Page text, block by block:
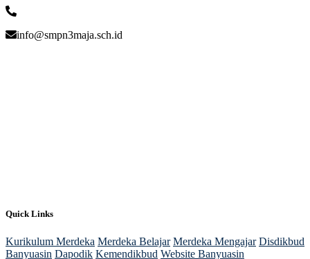
info@smpn3maja.sch.id
Quick Links
Kurikulum Merdeka Merdeka Belajar Merdeka Mengajar Disdikbud
Banyuasin Dapodik Kemendikbud Website Banyuasin